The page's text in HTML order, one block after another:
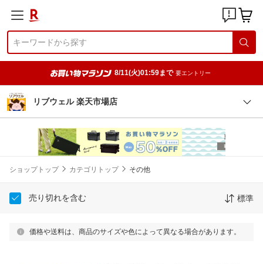
8/11(火)01:59まで 要エントリー
リブウェル 楽天市場店
ショップトップ カテゴリトップ その他
売り切れを含む 標準
価格や送料は、商品のサイズや色によって異なる場合があります。